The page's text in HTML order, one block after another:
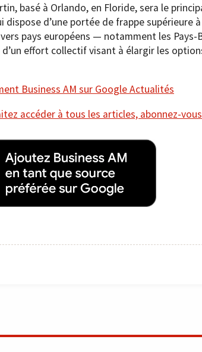
basé à Orlando, en Floride, sera le
dispose d’une portée de frappe supérieure
pays européens — notamment les
d’un effort collectif visant à élargir les
Business AM sur Google Actualités
accéder à tous les articles, abonnez-